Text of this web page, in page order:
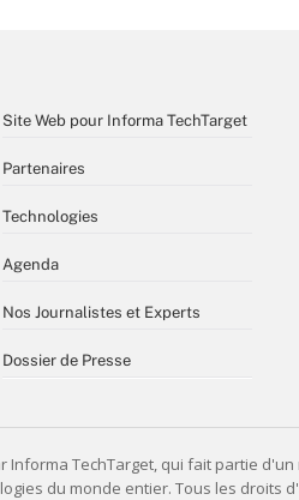
Site Web pour Informa TechTarget
Partenaires
Technologies
Agenda
Nos Journalistes et Experts
Dossier de Presse